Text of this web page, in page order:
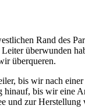
Rand des
überwunden
überqueren.
bis wir nach
bis wir eine
und zur